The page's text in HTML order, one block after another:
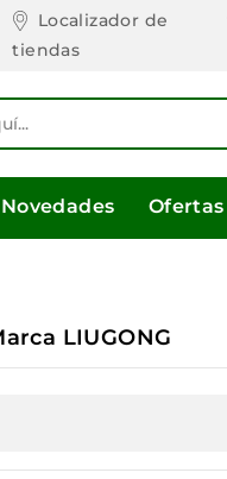
Localizador de
tiendas
Novedades Ofertas
LIUGONG